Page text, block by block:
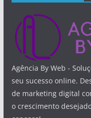
Agência By Web -
seu sucesso online.
de marketing digital
o crescimento